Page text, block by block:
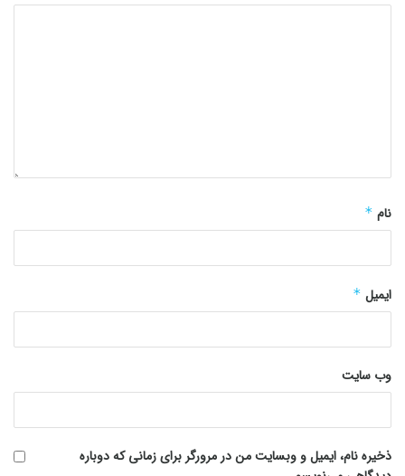
نام*
ایمیل*
وب‌ سایت
ذخیره نام، ایمیل و وبسایت من در مرورگر برای زمانی که دوباره